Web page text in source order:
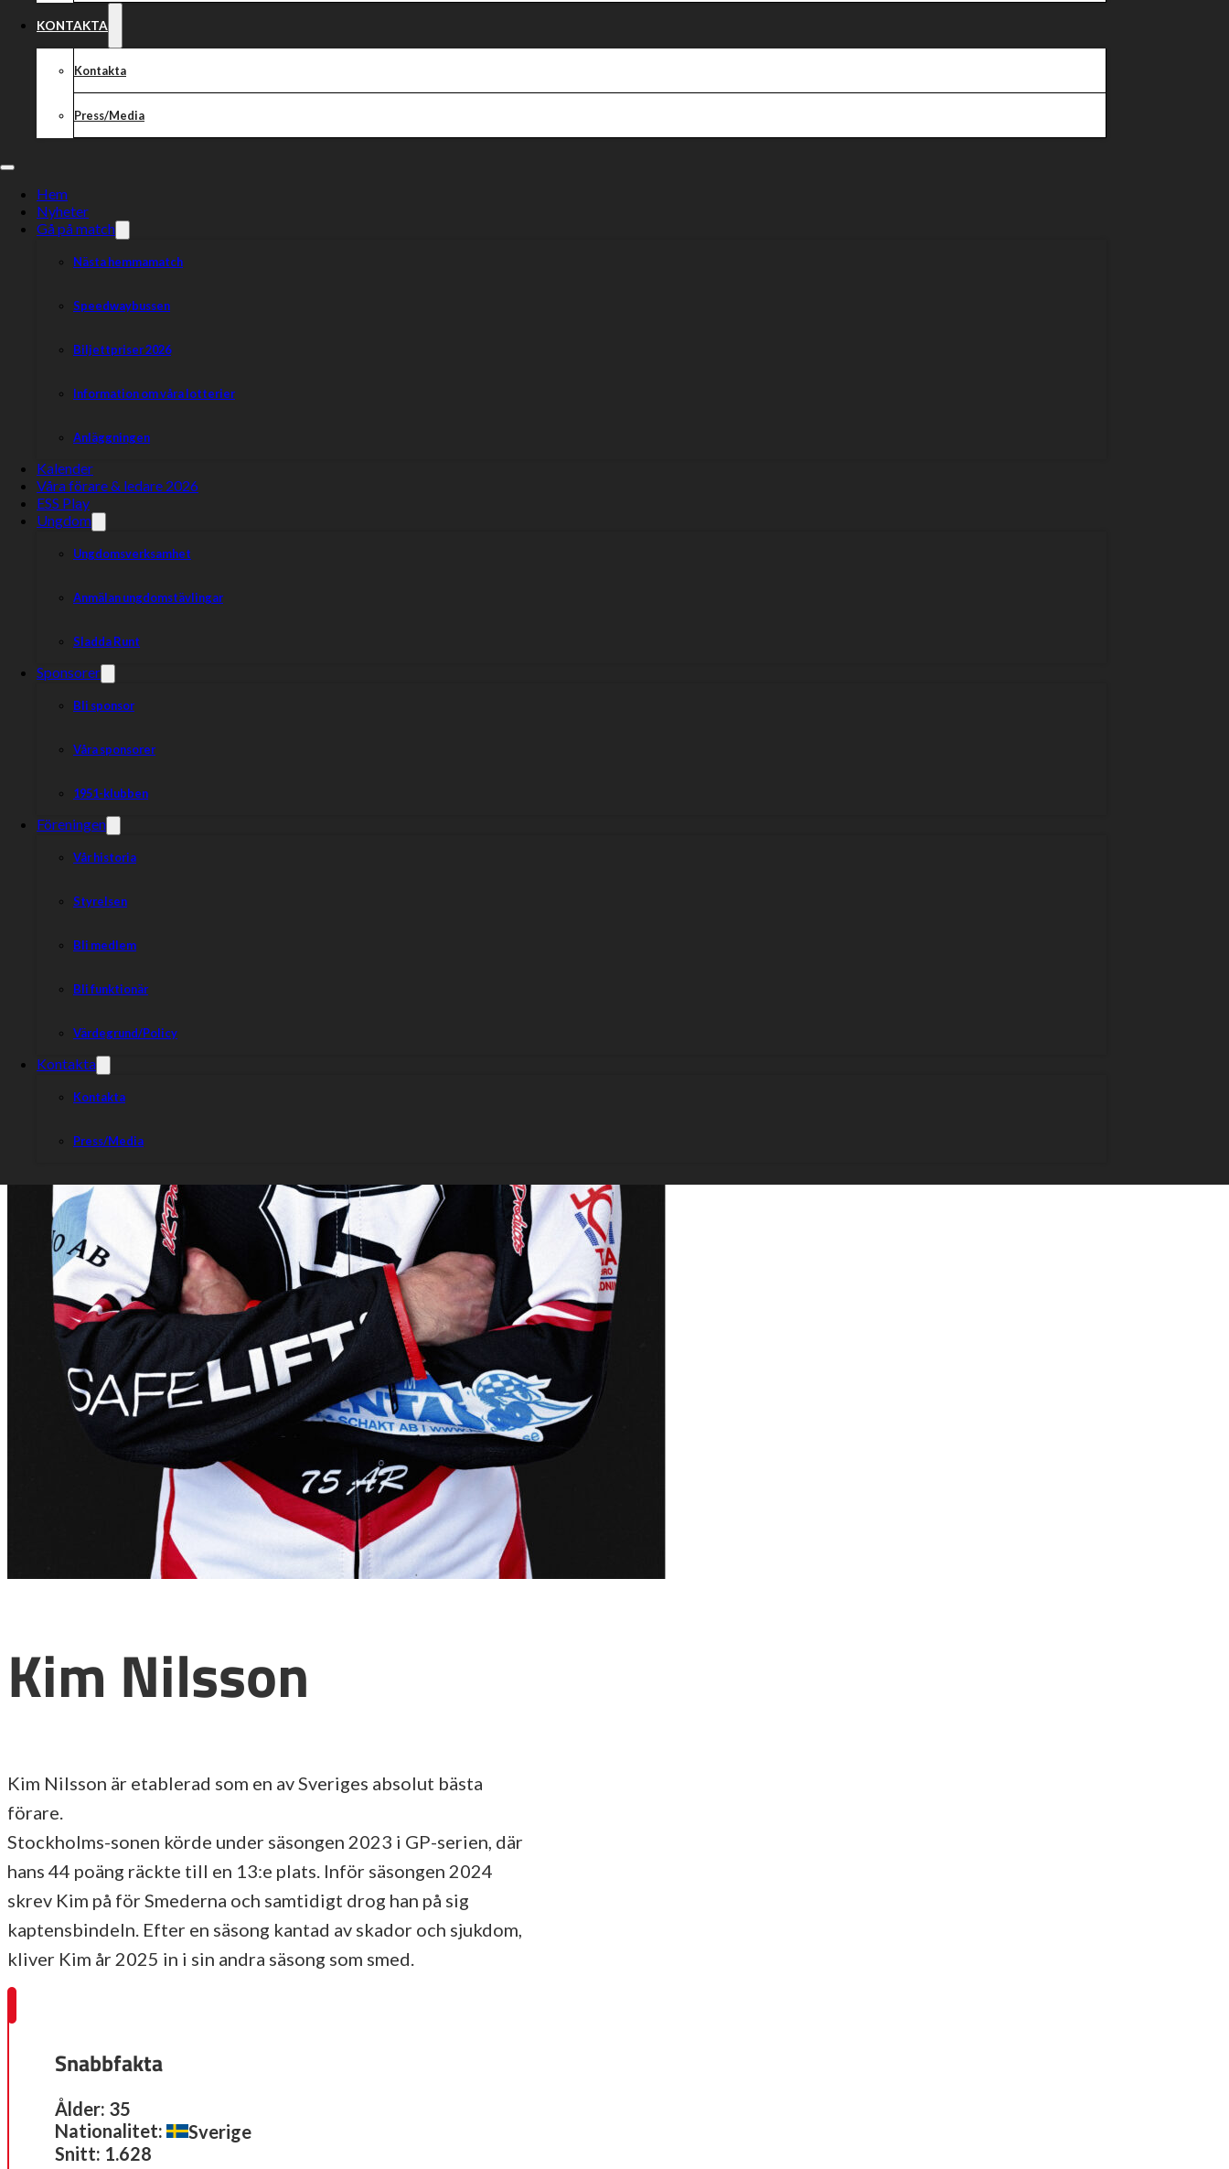
KONTAKTA
Kontakta
Press/Media
Hem
Nyheter
Gå på match
Nästa hemmamatch
Speedwaybussen
Biljettpriser 2026
Information om våra lotterier
Anläggningen
Kalender
Våra förare & ledare 2026
ESS Play
Ungdom
Ungdomsverksamhet
Anmälan ungdomstävlingar
Sladda Runt
Sponsorer
Bli sponsor
Våra sponsorer
1951-klubben
Föreningen
Vår historia
Styrelsen
Bli medlem
Bli funktionär
Värdegrund/Policy
Kontakta
Kontakta
Press/Media
Kim Nilsson
Kim Nilsson är etablerad som en av Sveriges absolut bästa
förare.
Stockholms-sonen körde under säsongen 2023 i GP-serien, där
hans 44 poäng räckte till en 13:e plats. Inför säsongen 2024
skrev Kim på för Smederna och samtidigt drog han på sig
kaptensbindeln. Efter en säsong kantad av skador och sjukdom,
kliver Kim år 2025 in i sin andra säsong som smed.
Snabbfakta
Ålder: 35
Nationalitet:
Sverige
Snitt: 1.628